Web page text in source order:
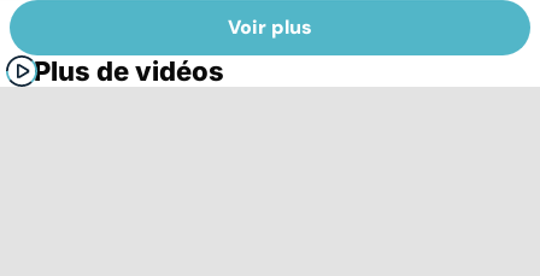
Voir plus
Plus de vidéos